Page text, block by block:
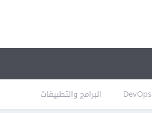
DevOps البرامج والتطبيقات